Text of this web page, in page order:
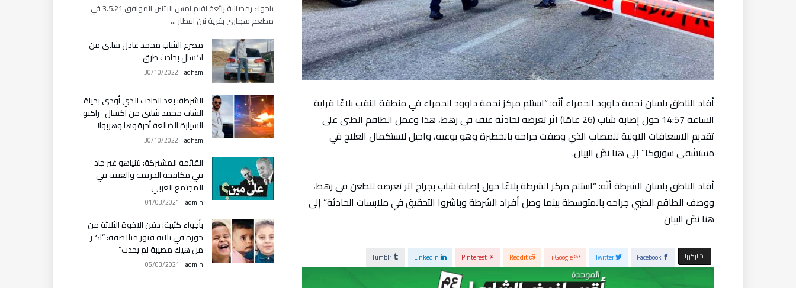
أفاد الناطق بلسان نجمة داوود الحمراء أنّه: “استلم مركز نجمة داوود الحمراء في منطقة النقب بلاغًا قرابة
الساعة 14:57 حول إصابة شاب (26 عامًا) اثر تعرضه لحادثة عنف في رهط، هذا وعمل الطاقم الطبي على
تقديم الاسعافات الاولية للمصاب الذي وصفت جراحه بالخطيرة وهو بوعيه، واحيل لاستكمال العلاج في
مستشفى سوروكا” إلى هنا نصّ البيان.
أفاد الناطق بلسان الشرطة أنّه: “استلم مركز الشرطة بلاغًا حول إصابة شاب بجراح اثر تعرضه للطعن في رهط،
ووصف الطاقم الطبي جراحه بالمتوسطة بينما وصل أفراد الشرطة وباشروا التحقيق في ملابسات الحادثة” إلى
هنا نصّ البيان
‫‫ شاركها‬ Facebook
Twitter
Google+
Reddit
Pinterest
Linkedin
Tumblr
باجواء رمضانية رائعة اقيم امس الاثنين الموافق 3.5.21 في
مطعم سهارى بقرية نين افطار …
مصرع الشاب محمد عادل شلبي من
اكسال بحادث طرق
adham
30/10/2022
الشرطة: بعد الحادث الذي أودى بحياة
الشاب محمد شلبي من اكسال- راكبو
السيارة الضالعة أحرقوها وهربوا!
adham
30/10/2022
القائمة المشتركة: نتنياهو غير جاد
في مكافحة الجريمة والعنف في
المجتمع العربي
admin
01/03/2021
بأجواء كئيبة: دفن الاخوة الثلاثة من
حورة في ثلاثة قبور متلاصقة: “اكبر
من هيك مصيبة لم يحدث”
admin
05/03/2021